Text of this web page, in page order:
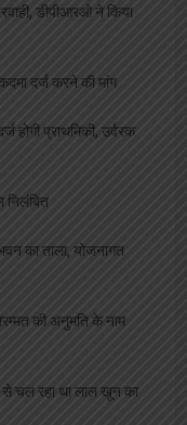
डीपीआरओ ने किया
दर्ज करने की मांग
होगी प्राथमिकी, उर्वरक
निलंबित
का ताला, योजनागत
की अनुमति के नाम
चल रहा था लाल खून का